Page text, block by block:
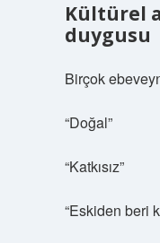
Kültürel
duygusu
Birçok
“Doğal”
“Katkısız”
“Eskiden beri